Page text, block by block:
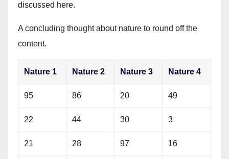
discussed here.
A concluding thought about nature to round off the
content.
Nature 1 Nature 2 Nature 3 Nature 4
95 86 20 49
22 44 30 3
21 28 97 16